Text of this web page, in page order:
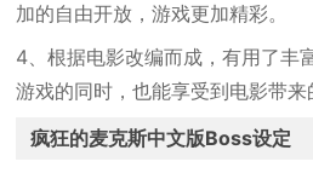
加的自由开放，游戏更加精彩。
4、根据电影改编而成，有用了丰
游戏的同时，也能享受到电影带来
疯狂的麦克斯中文版Boss设定